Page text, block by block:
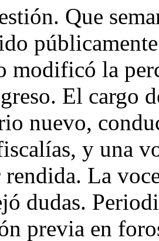
Que
modificó la
El cargo
nuevo,
y una
rendida. La
dudas.
previa en